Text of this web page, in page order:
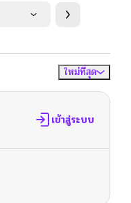
ใหม่ที่สุด
เข้าสู่ระบบ